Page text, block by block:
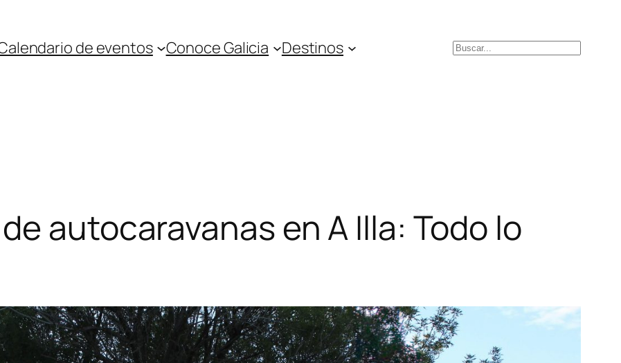
de eventos Conoce Galicia Destinos Buscar
autocaravanas en A Illa: Todo lo